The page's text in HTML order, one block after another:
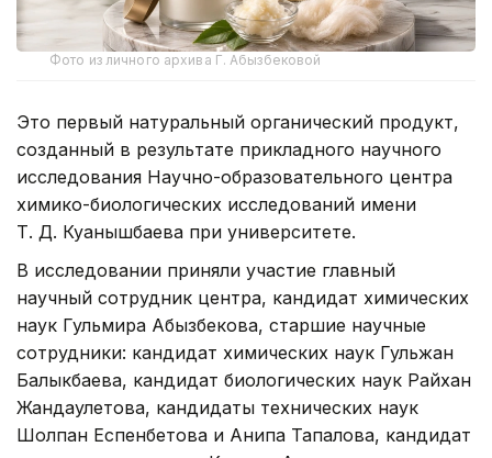
Фото из личного архива Г. Абызбековой
Это первый натуральный органический продукт,
созданный в результате прикладного научного
исследования Научно-образовательного центра
химико-биологических исследований имени
Т. Д. Куанышбаева при университете.
В исследовании приняли участие главный
научный сотрудник центра, кандидат химических
наук Гульмира Абызбекова, старшие научные
сотрудники: кандидат химических наук Гульжан
Балыкбаева, кандидат биологических наук Райхан
Жандаулетова, кандидаты технических наук
Шолпан Еспенбетова и Анипа Тапалова, кандидат